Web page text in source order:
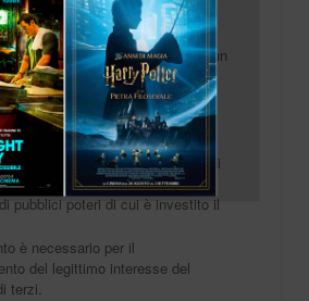
prestato il consenso per una o più
è necessario all'esecuzione di un
l’Utente e/o all'esecuzione di
è necessario per adempiere un
al quale è soggetto il Titolare;
è necessario per l'esecuzione di
di interesse pubblico o per
pubblici poteri di cui è investito il
è necessario per il
del legittimo interesse del
terzi.